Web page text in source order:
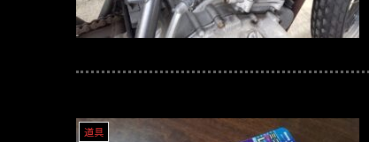
道具